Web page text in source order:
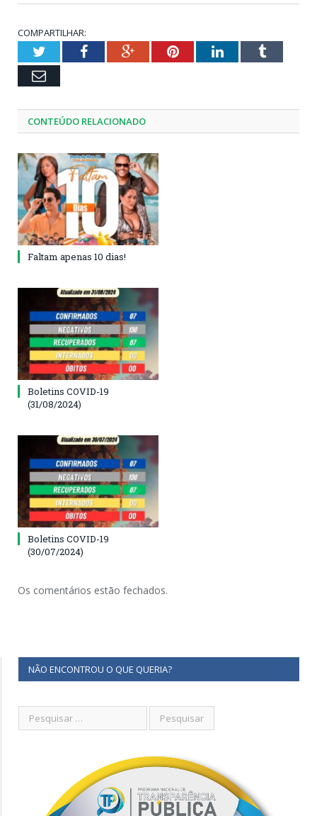
COMPARTILHAR:
TwitterFacebookGoogle+PinterestLinkedInTumblr
Email
CONTEÚDO RELACIONADO
Faltam apenas 10 dias!
Boletins COVID-19
(31/08/2024)
Boletins COVID-19
(30/07/2024)
Os comentários estão fechados.
NÃO ENCONTROU O QUE QUERIA?